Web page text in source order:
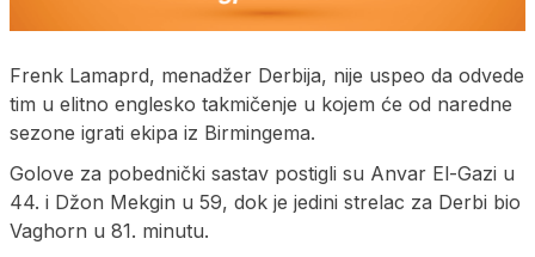
Frenk Lamaprd, menadžer Derbija, nije uspeo da odvede
tim u elitno englesko takmičenje u kojem će od naredne
sezone igrati ekipa iz Birmingema.
Golove za pobednički sastav postigli su Anvar El-Gazi u
44. i Džon Mekgin u 59, dok je jedini strelac za Derbi bio
Vaghorn u 81. minutu.